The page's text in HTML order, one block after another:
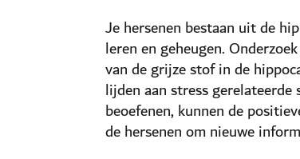
Je hersenen bestaan uit de
leren en geheugen.
van de grijze stof in de
lijden aan stress
beoefenen, kunnen de
de hersenen om nieuwe